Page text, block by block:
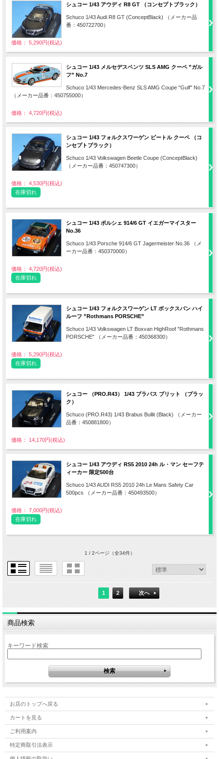
シュコー 1/43 アウディ R8 GT （コンセプトブラック）
Schuco 1/43 Audi R8 GT (ConceptBlack) （メーカー品
番：450722700）
価格： 5,290円(税込)
シュコー 1/43 メルセデスベンツ SLS AMG クーペ ”ガル
フ” No.7
Schuco 1/43 Mercedes-Benz SLS AMG Coupe "Gulf" No.7
（メーカー品番：450755000）
価格： 4,720円(税込)
シュコー 1/43 フォルクスワーゲン ビートル クーペ （コ
ンセプトブラック）
Schuco 1/43 Volkswagen Beetle Coupe (ConceptBlack)
（メーカー品番：450747300）
価格： 4,530円(税込)
在庫切れ
シュコー 1/43 ポルシェ 914/6 GT イエガーマイスター
No.36
Schuco 1/43 Porsche 914/6 GT Jagermeister No.36 （メ
ーカー品番：450370000）
価格： 4,720円(税込)
在庫切れ
シュコー 1/43 フォルクスワーゲン LT ボックスバン ハイ
ルーフ ”Rothmans PORSCHE”
Schuco 1/43 Volkswagen LT Boxvan HighRoof "Rothmans
PORSCHE" （メーカー品番：450368300）
価格： 5,290円(税込)
在庫切れ
シュコー （PRO.R43） 1/43 ブラバス ブリット （ブラッ
ク）
Schuco (PRO.R43) 1/43 Brabus Bullit (Black) （メーカー
品番：450881800）
価格： 14,170円(税込)
シュコー 1/43 アウディ RS5 2010 24h ル・マン セーフテ
ィーカー 限定500台
Schuco 1/43 AUDI RS5 2010 24h Le Mans Safety Car
500pcs （メーカー品番：450493500）
価格： 7,000円(税込)
在庫切れ
1 / 2ページ（全34件）
1 2 次へ
商品検索
キーワード検索
お店のトップへ戻る
カートを見る
ご利用案内
特定商取引法表示